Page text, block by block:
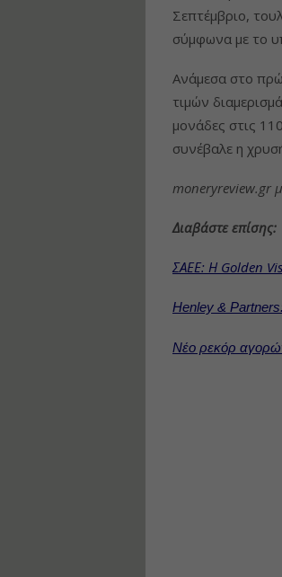
Σεπτέμβριο,
σύμφωνα με το
Ανάμεσα στο
τιμών
μονάδες στις
συνέβαλε η
moneryreview.gr
Διαβάστε επίσης:
ΣΑΕΕ: Η Golden
Henley & Partners:
Νέο ρεκόρ